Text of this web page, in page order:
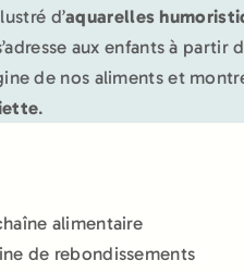
d’aquarelles
aux enfants à partir
de nos aliments et
.
alimentaire
de rebondissements